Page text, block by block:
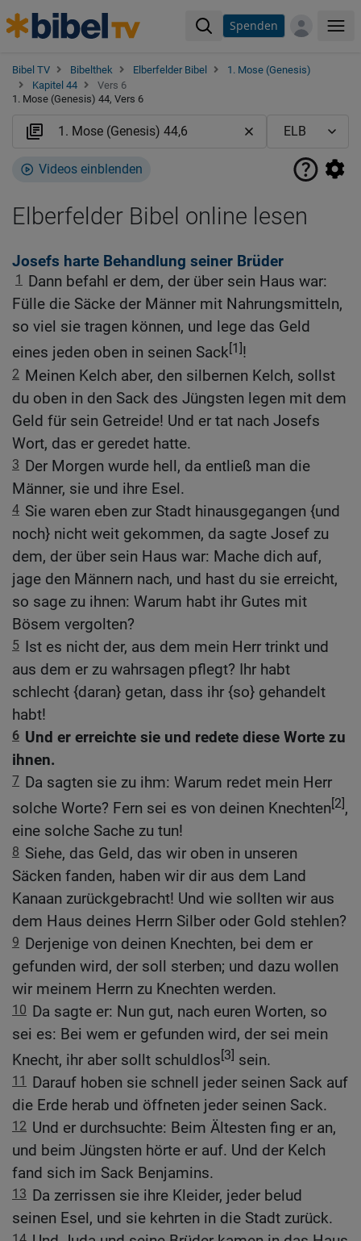
Spenden
Bibel TV Bibelthek Elberfelder Bibel
1. Mose (Genesis)
Kapitel 44
Vers 6
1. Mose (Genesis) 44, Vers 6
Videos einblenden
Elberfelder Bibel online lesen
Josefs harte Behandlung seiner Brüder
1
Dann befahl er dem, der über sein Haus war:
Fülle die Säcke der Männer mit Nahrungsmitteln,
so viel sie tragen können, und lege das Geld
eines jeden oben in seinen Sack[1]!
2 Meinen Kelch aber, den silbernen Kelch, sollst
du oben in den Sack des Jüngsten legen mit dem
Geld für sein Getreide! Und er tat nach Josefs
Wort, das er geredet hatte.
3 Der Morgen wurde hell, da entließ man die
Männer, sie und ihre Esel.
4 Sie waren eben zur Stadt hinausgegangen {und
noch} nicht weit gekommen, da sagte Josef zu
dem, der über sein Haus war: Mache dich auf,
jage den Männern nach, und hast du sie erreicht,
so sage zu ihnen: Warum habt ihr Gutes mit
Bösem vergolten?
5 Ist es nicht der, aus dem mein Herr trinkt und
aus dem er zu wahrsagen pflegt? Ihr habt
schlecht {daran} getan, dass ihr {so} gehandelt
habt!
6 Und er erreichte sie und redete diese Worte zu
ihnen.
7 Da sagten sie zu ihm: Warum redet mein Herr
solche Worte? Fern sei es von deinen Knechten[2],
eine solche Sache zu tun!
8 Siehe, das Geld, das wir oben in unseren
Säcken fanden, haben wir dir aus dem Land
Kanaan zurückgebracht! Und wie sollten wir aus
dem Haus deines Herrn Silber oder Gold stehlen?
9 Derjenige von deinen Knechten, bei dem er
gefunden wird, der soll sterben; und dazu wollen
wir meinem Herrn zu Knechten werden.
10 Da sagte er: Nun gut, nach euren Worten, so
sei es: Bei wem er gefunden wird, der sei mein
Knecht, ihr aber sollt schuldlos[3] sein.
11
Darauf hoben sie schnell jeder seinen Sack auf
die Erde herab und öffneten jeder seinen Sack.
12 Und er durchsuchte: Beim Ältesten fing er an,
und beim Jüngsten hörte er auf. Und der Kelch
fand sich im Sack Benjamins.
13 Da zerrissen sie ihre Kleider, jeder belud
seinen Esel, und sie kehrten in die Stadt zurück.